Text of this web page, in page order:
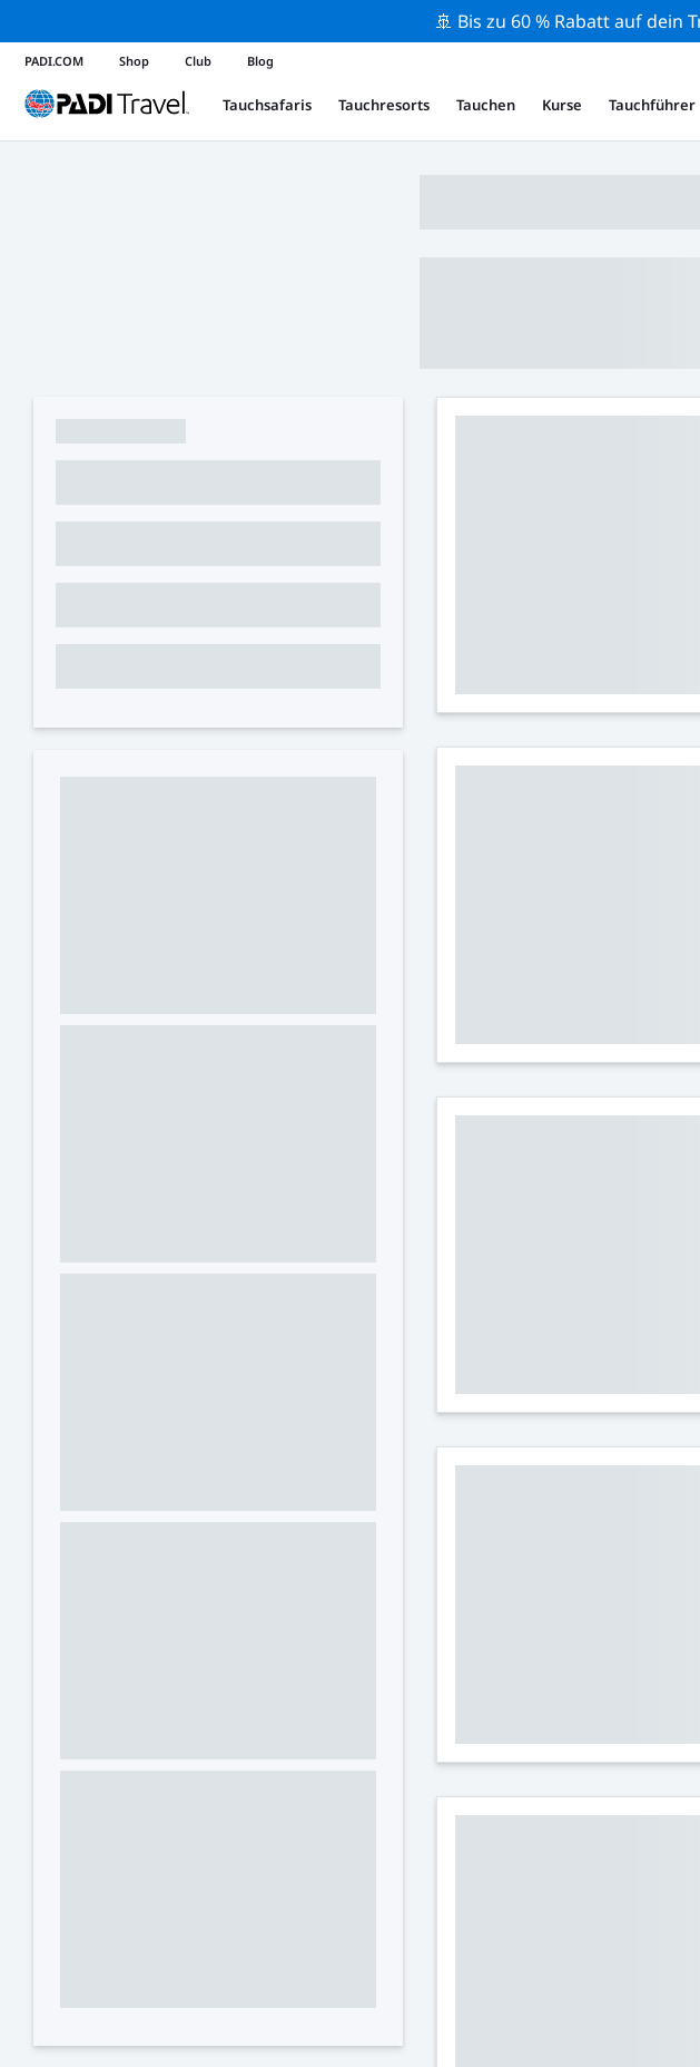
🚢 Bis zu 60 % Rabatt auf dein
PADI.COM Shop Club Blog
Tauchsafaris Tauchresorts Tauchen Kurse Tauchführer